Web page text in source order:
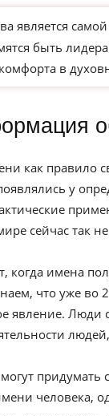
является
быть
в
как правило
у
сейчас так
когда имена
что уже во
явление. Люди
придумать
человека,